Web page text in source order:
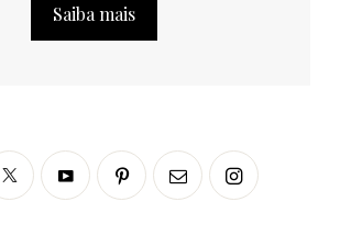
Saiba mais